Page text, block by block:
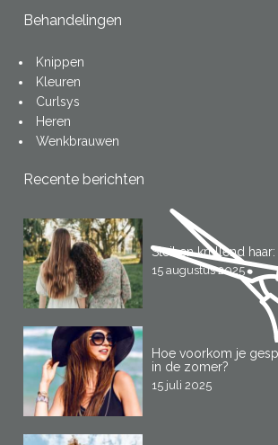
Behandelingen
Knippen
Kleuren
Curlsys
Heren
Wenkbrauwen
Recente berichten
Steil en krullend
15 augustus 2025
Hoe voorkom je
in de zomer?
15 juli 2025